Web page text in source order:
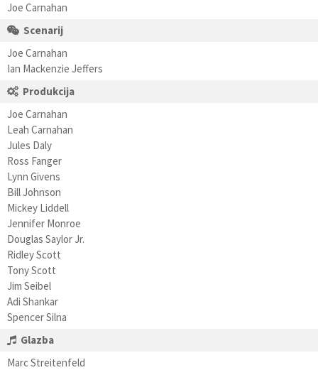
Joe Carnahan
Scenarij
Joe Carnahan
Ian Mackenzie Jeffers
Produkcija
Joe Carnahan
Leah Carnahan
Jules Daly
Ross Fanger
Lynn Givens
Bill Johnson
Mickey Liddell
Jennifer Monroe
Douglas Saylor Jr.
Ridley Scott
Tony Scott
Jim Seibel
Adi Shankar
Spencer Silna
Glazba
Marc Streitenfeld